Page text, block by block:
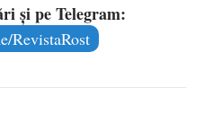
și pe Telegram:
RevistaRost